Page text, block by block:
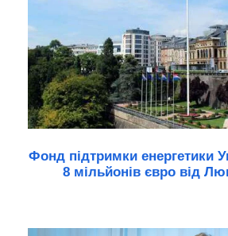
Фонд підтримки енергетики
8 мільйонів євро від